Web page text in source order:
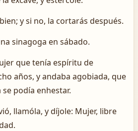
y si no, la cortarás después.
sinagoga en sábado.
que tenía espíritu de
años, y andaba agobiada, que
podía enhestar.
llamóla, y díjole: Mujer, libre